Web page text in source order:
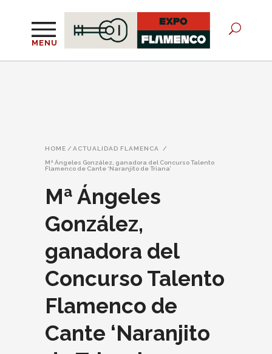
MENU
HOME / ACTUALIDAD FLAMENCA /
Mª Ángeles González, ganadora del Concurso Talento
Flamenco de Cante ‘Naranjito de Triana’
Mª Ángeles
González,
ganadora del
Concurso Talento
Flamenco de
Cante ‘Naranjito